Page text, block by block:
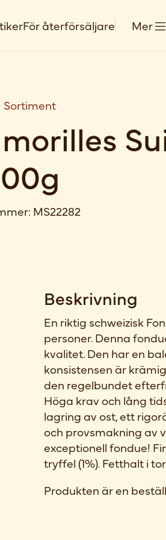
För återförsäljare Mer
Sortiment
MS22282
Beskrivning
En riktig schweizisk
personer. Denna
kvalitet. Den har en
konsistensen är
den regelbundet
Höga krav och lång
lagring av ost, ett
och provsmakning av
exceptionell fondue!
tryffel (1%). Fetthalt i
Produkten är en